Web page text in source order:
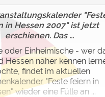
in Hessen 2007" ist jetzt
erschienen. Das ...
oder Einheimische - wer
Hessen näher kennen
findet im aktuellen
"Feste feiern in
wieder eine Fülle an ...